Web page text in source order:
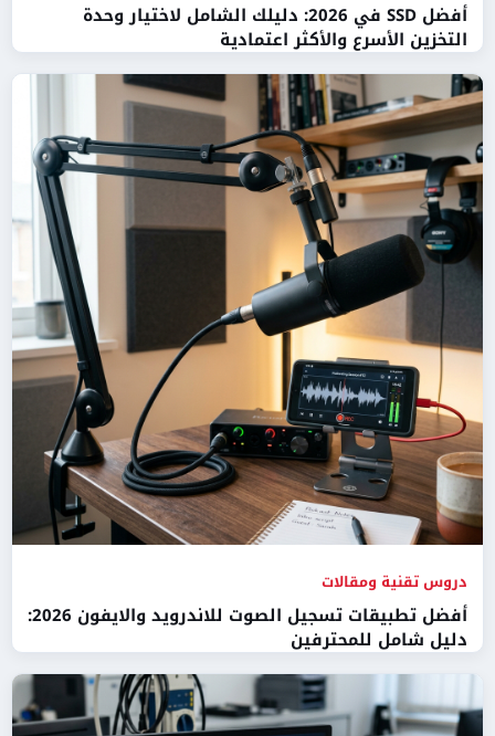
أفضل SSD في 2026: دليلك الشامل لاختيار وحدة
التخزين الأسرع والأكثر اعتمادية
دروس تقنية ومقالات
أفضل تطبيقات تسجيل الصوت للاندرويد والايفون 2026:
دليل شامل للمحترفين